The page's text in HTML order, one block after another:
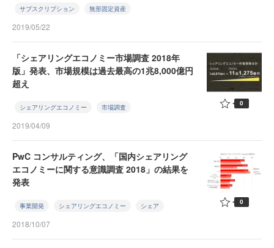
サブスクリプション 無形固定資産
2019/05/22
「シェアリングエコノミー市場調査 2018年
版」発表、市場規模は過去最高の1兆8,000億円
超え
シェアリングエコノミー 市場調査
2019/04/09
0
PwC コンサルティング、「国内シェアリング
エコノミーに関する意識調査 2018」の結果を
発表
事業開発 シェアリングエコノミー シェア
2018/10/07
0